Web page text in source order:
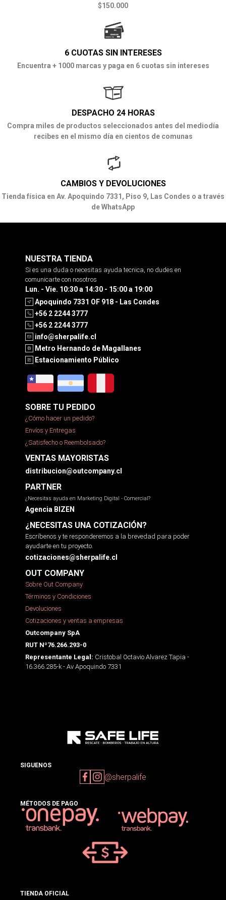
$150.000
6 CUOTAS SIN INTERESES
Encuentra + 1000 marcas y paga en 6 cuotas sin intereses
DESPACHO 24 HORAS
Compra miles de productos seleccionados antes del mediodía
recibes en el mismo día en cientos de comunas
CAMBIOS Y DEVOLUCIONES
Tienda física en Av. Apoquindo 7331, Piso 9, Las Condes o a través
de WhatsApp
NUESTRA TIENDA
Si es una duda o necesitas ayuda tecnica, no dudes en
comunicarte con nosotros
Lun. - Vie. 10:30 a 14:30 - 15:00 a 19:00
Apoquindo 7331 OF 918 - Las Condes
+56 2 2244 3777
+56 2 2244 3777
info@sherpalife.cl
Metro Hernando de Magallanes
Estacionamiento Público
SOBRE TU PEDIDO
¿Cómo hacer un pedido?
Envíos y Entregas
¿Satisfecho o Reembolsado?
VENTAS MAYORISTAS
distribucion@outcompany.cl
PARTNER
¿Necesitas ayuda en Marketing Digital - Comercial?
Agencia BIZEN
¿NECESITAS UNA COTIZACIÓN?
Escríbenos y te responderemos a la brevedad para poder
ayudarte en tu proyecto.
cotizaciones@sherpalife.cl
OUT COMPANY
Sobre Out Company
Términos y Condiciones
Devoluciones
Cotizaciones y ventas a empresas
Outcompany SpA
RUT Nº76.266.293-0
Representante Legal: Cristobal Octavio Alvarez Tapia -
16.366.285-k - Av Apoquindo 7331
SIGUENOS
@sherpalife
MÉTODOS DE PAGO
TIENDA OFICIAL